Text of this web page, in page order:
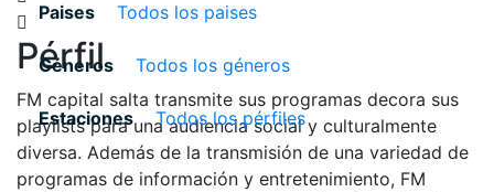
Paises Todos los paises
Géneros Todos los géneros
Estaciones Todos los pérfiles
Pérfil
FM capital salta transmite sus programas decora sus
playlists para una audiencia social y culturalmente
diversa. Además de la transmisión de una variedad de
programas de información y entretenimiento, FM